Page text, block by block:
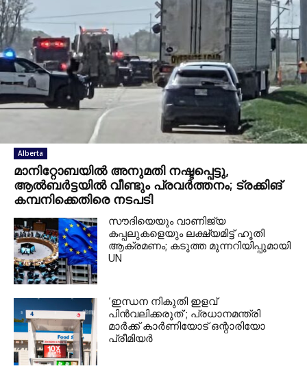
Alberta
മാനിറ്റോബയിൽ അനുമതി നഷ്ടപ്പെട്ടു,
ആൽബർട്ടയിൽ വീണ്ടും പ്രവർത്തനം; ട്രക്കിങ്
കമ്പനിക്കെതിരെ നടപടി
സൗദിയെയും വാണിജ്യ
കപ്പലുകളെയും ലക്ഷ്യമിട്ട് ഹൂതി
ആക്രമണം; കടുത്ത മുന്നറിയിപ്പുമായി
UN
‘ഇന്ധന നികുതി ഇളവ്
പിൻവലിക്കരുത്’; പ്രധാനമന്ത്രി
മാർക്ക് കാർണിയോട് ഒന്റാരിയോ
പ്രീമിയർ